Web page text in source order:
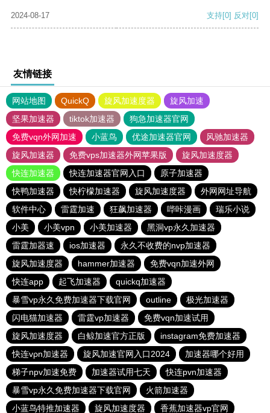
2024-08-17 支持[0] 反对[0]
友情链接
网站地图 QuickQ 旋风加速度器
旋风加速
坚果加速器
tiktok加速器
狗急加速器官网
免费vqn外网加速
小蓝鸟 优途加速器官网
风驰加速器
旋风加速器
免费vps加速器外网苹果版
旋风加速度器
快连加速器
快连加速器官网入口
原子加速器
快鸭加速器
快柠檬加速器 旋风加速度器
外网网址导航
软件中心
雷霆加速 狂飙加速器 哔咔漫画
瑞乐小说
小美
小美vpn 小美加速器
黑洞vp永久加速器
雷霆加器速
ios加速器
永久不收费的nvp加速器
旋风加速度器
hammer加速器
免费vqn加速外网
快连app
起飞加速器
quickq加速器
暴雪vp永久免费加速器下载官网
outline
极光加速器
闪电猫加速器
雷霆vp加速器
免费vqn加速试用
旋风加速度器
白鲸加速官方正版
instagram免费加速器
快连vρn加速器
旋风加速官网入口2024
加速器哪个好用
梯子npv加速免费
加速器试用七天
快连pvn加速器
暴雪vp永久免费加速器下载官网
火箭加速器
小蓝鸟特推加速器
旋风加速度器 香蕉加速器vp官网